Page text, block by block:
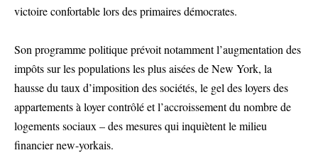
victoire confortable lors des primaires démocrates.
Son programme politique prévoit notamment l’augmentation des
impôts sur les populations les plus aisées de New York, la
hausse du taux d’imposition des sociétés, le gel des loyers des
appartements à loyer contrôlé et l’accroissement du nombre de
logements sociaux – des mesures qui inquiètent le milieu
financier new-yorkais.